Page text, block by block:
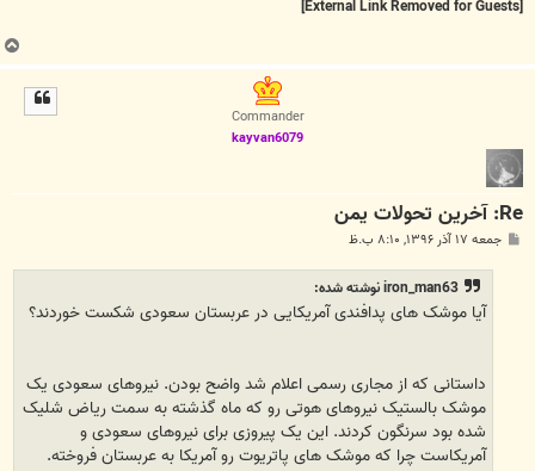
ب
ا
Commander
kayvan6079
Re: آخرین تحولات یمن
پ جمعه ۱۷ آذر ۱۳۹۶, ۸:۱۰ ب.ظ
iron_man63 نوشته شده:
آیا موشک های پدافندی آمریکایی در عربستان سعودی شکست خوردند؟
داستانی که از مجاری رسمی اعلام شد واضح بودن. نیروهای سعودی یک
موشک بالستیک نیروهای هوتی رو که ماه گذشته به سمت ریاض شلیک
شده بود سرنگون کردند. این یک پیروزی برای نیروهای سعودی و
آمریکاست چرا که موشک های پاتریوت رو آمریکا به عربستان فروخته.